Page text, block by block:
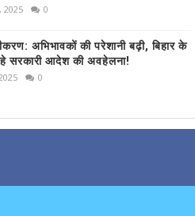
2025 0
अभिभावकों की परेशानी बढ़ी, बिहार के
सरकारी आदेश की अवहेलना!
0